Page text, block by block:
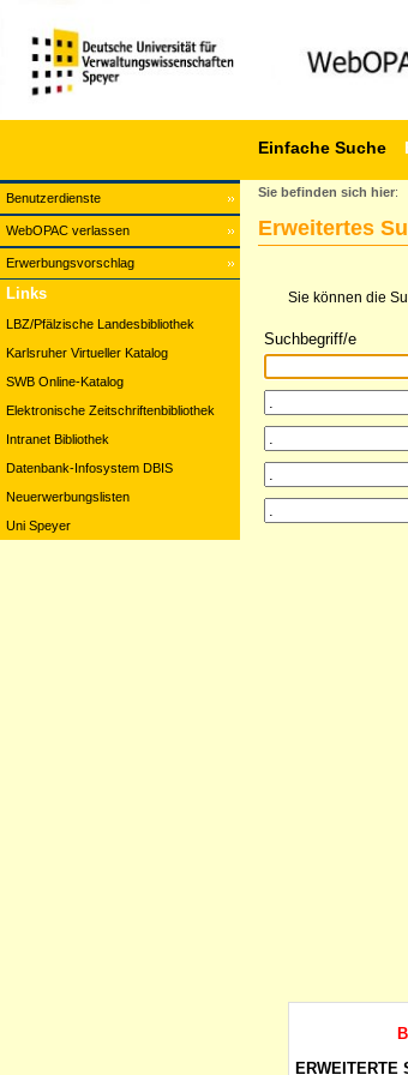
Benutzerdienste
WebOPAC verlassen
Erwerbungsvorschlag
Einfache Suche
Links
LBZ/Pfälzische Landesbibliothek
Karlsruher Virtueller Katalog
SWB Online-Katalog
Elektronische Zeitschriftenbibliothek
Intranet Bibliothek
Datenbank-Infosystem DBIS
Neuerwerbungslisten
Uni Speyer
Sie befinden sich hier:
Erweitertes
Sie können die
Suchbegriff/e
ERWEITERTE